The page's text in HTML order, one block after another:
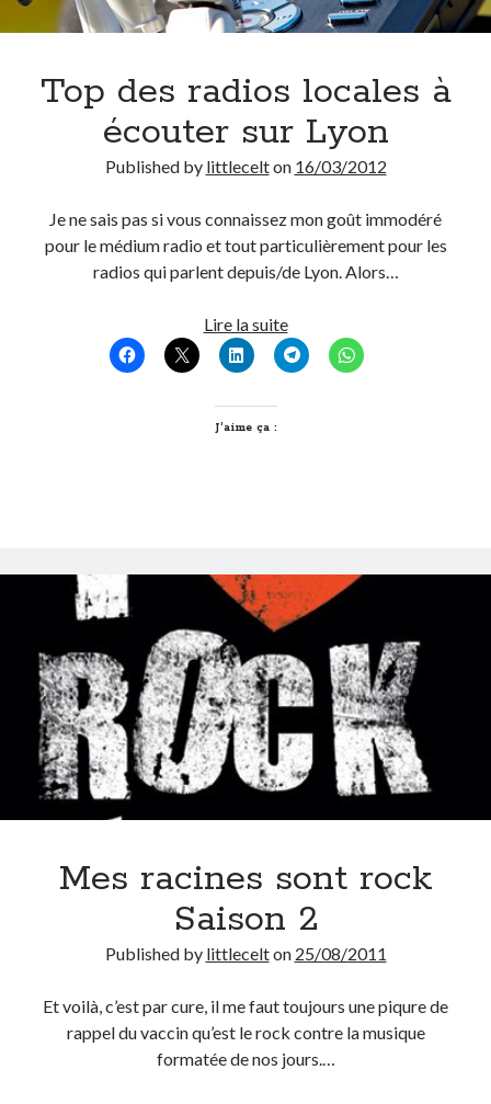
Top des radios locales à
écouter sur Lyon
Published by littlecelton 16/03/2012
Je ne sais pas si vous connaissez mon goût immodéré
pour le médium radio et tout particulièrement pour les
radios qui parlent depuis/de Lyon. Alors…
Lire la suiteTop
des
radios
J’aime ça :
Mes racines sont rock
Saison 2
Published by littlecelton 25/08/2011
Et voilà, c’est par cure, il me faut toujours une piqure de
rappel du vaccin qu’est le rock contre la musique
formatée de nos jours.…